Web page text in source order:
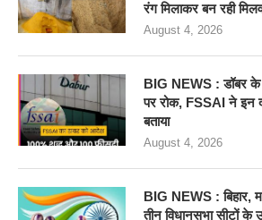
रंग मिलाकर बन रही
August 4, 2026
BIG NEWS : डॉबर के
पर रोक, FSSAI ने इन
बताया
August 4, 2026
BIG NEWS : बिहार,
तीन विधानसभा सीटों के